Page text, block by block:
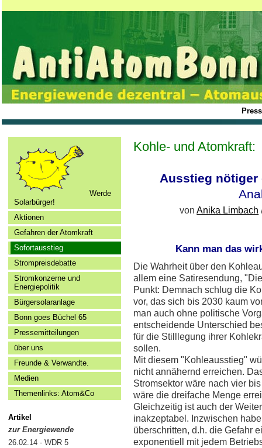
Werde
Solarbürger!
Aktionen
Gefahren der Atomkraft
Sofortausstieg
Strompreisdebatte
Stromkonzerne und
Energiepolitik
Bürgersolaranlage
Bonn goes Büchel 65
Pressemitteilungen
über uns
Freunde & Verwandte.
Medien
Themenlinks: Atom&Co
Artikel
zur Energiewende
26.02.14 - WDR 5
Kohle- und Atomkraft:
Ausstieg
vonAnika Limbach
Kann man das
Die Wahrheit über den
allem eine Satiresendung,
Punkt: Demnach schlug die
vor, das sich bis 2030 kaum
man auch ohne politische
entscheidende Unterschied
für die Stilllegung ihrer
sollen.
Mit diesem "Kohleausstieg"
nicht annähernd erreichen.
Stromsektor wäre nach vier
wäre die dreifache Menge
Gleichzeitig ist auch der
inakzeptabel. Inzwischen
überschritten, d.h. die Gefahr
exponentiell mit jedem